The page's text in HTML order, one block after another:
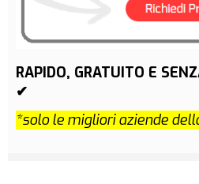
RAPIDO, GRATUITO E
✔
*solo le migliori aziende